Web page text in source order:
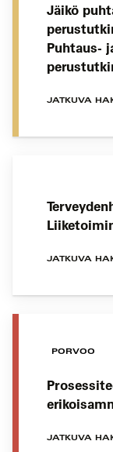
Jäikö
Puhtaus-
JATKUVA
JATKUVA
PORVOO
JATKUVA